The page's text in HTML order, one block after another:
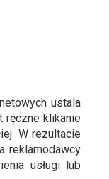
ustala
ręczne klikanie
W rezultacie
reklamodawcy
usługi lub